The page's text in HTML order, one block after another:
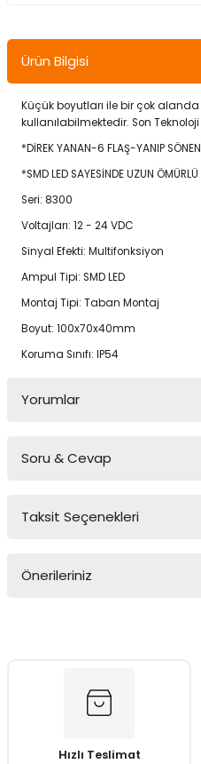
Ürün Bilgisi
Küçük boyutları ile bir çok alanda
kullanılabilmektedir. Son Teknoloji
*DİREK YANAN-6 FLAŞ-YANIP SÖNEN
*SMD LED SAYESİNDE UZUN
Seri: 8300
Voltajları: 12 - 24 VDC
Sinyal Efekti: Multifonksiyon
Ampul Tipi: SMD LED
Montaj Tipi: Taban Montaj
Boyut: 100x70x40mm
Koruma Sınıfı: IP54
Yorumlar
Soru & Cevap
Taksit Seçenekleri
Önerileriniz
Ürün resmi kalitesiz, bozuk
Hızlı Teslimat